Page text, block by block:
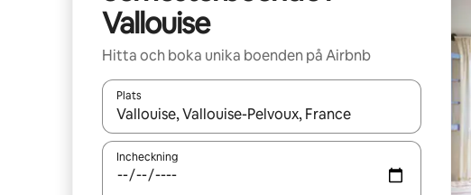
Vallouise
Hitta och boka unika boenden på Airbnb
Plats
När resultaten är tillgängliga kan du navigera med upp- och
Incheckning